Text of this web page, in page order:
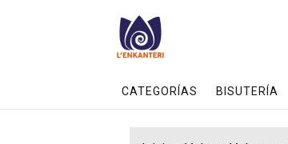
CATEGORÍAS BISUTERÍA